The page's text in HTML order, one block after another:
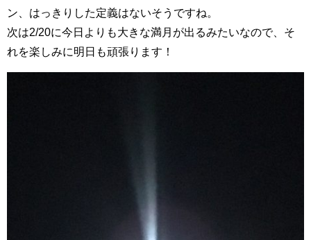
ン、はっきりした定義はないそうですね。
次は2/20に今日よりも大きな満月が出るみたいなので、そ
れを楽しみに明日も頑張ります！